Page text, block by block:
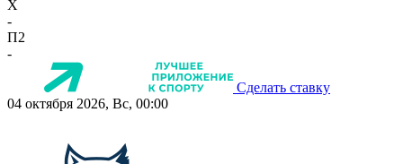
X
-
П2
-
Сделать ставку
04 октября 2026, Вс, 00:00